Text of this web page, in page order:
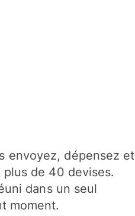
envoyez, dépensez et
de 40 devises.
dans un seul
moment.